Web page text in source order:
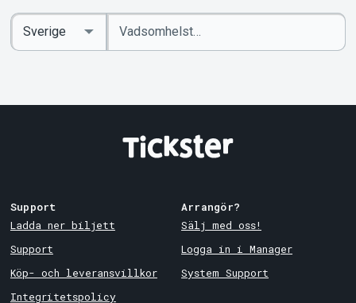
Ange
sökord
Select
Country
Support
Ladda ner biljett
Support
Köp- och leveransvillkor
Integritetspolicy
Arrangör?
Sälj med oss!
Logga in i Manager
System Support